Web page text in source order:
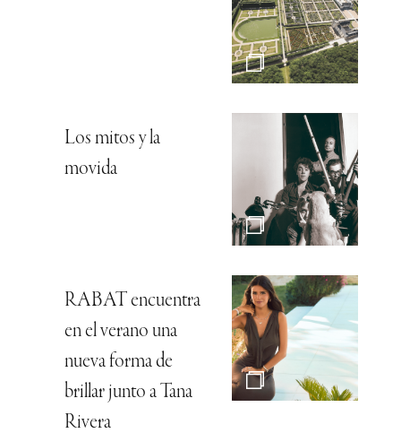
Los mitos y la
movida
RABAT encuentra
en el verano una
nueva forma de
brillar junto a Tana
Rivera